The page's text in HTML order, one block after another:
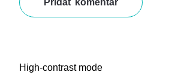
Pridať komentár
High-contrast mode